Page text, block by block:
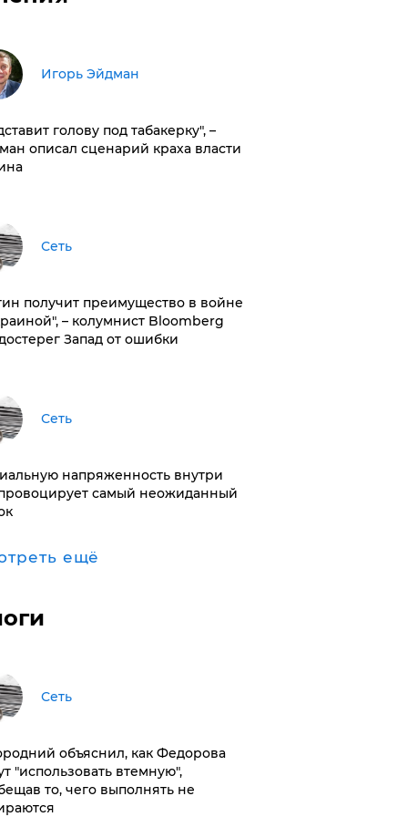
Игорь Эйдман
голову под табакерку", –
описал сценарий краха власти
Сеть
получит преимущество в войне
– колумнист Bloomberg
Запад от ошибки
Сеть
напряженность внутри
самый неожиданный
ещё
Сеть
объяснил, как Федорова
"использовать втемную",
то, чего выполнять не